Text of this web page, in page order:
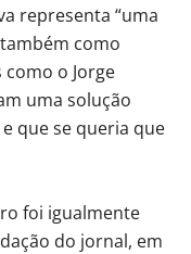
representa “uma
como
o Jorge
uma solução
que se queria que
foi igualmente
do jornal, em